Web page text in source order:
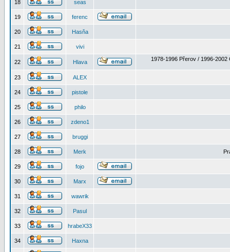
18 seas
19 ferenc
20 Hasňa
21 vivi
22 Hlava 1978-1996 Přerov / 1996-2002
23 ALEX
24 pistole
25 philo
26 zdeno1
27 bruggi
28 Merk
29 fojo
30 Marx
31 wawrik
32 Pasul
33 hrabeX33
34 Haxna